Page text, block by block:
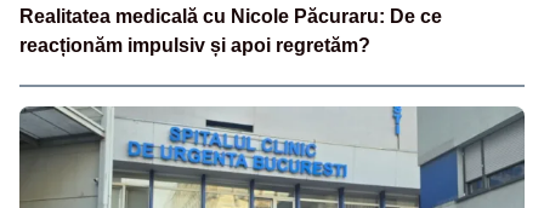
Realitatea medicală cu Nicole Păcuraru: De ce
reacționăm impulsiv și apoi regretăm?